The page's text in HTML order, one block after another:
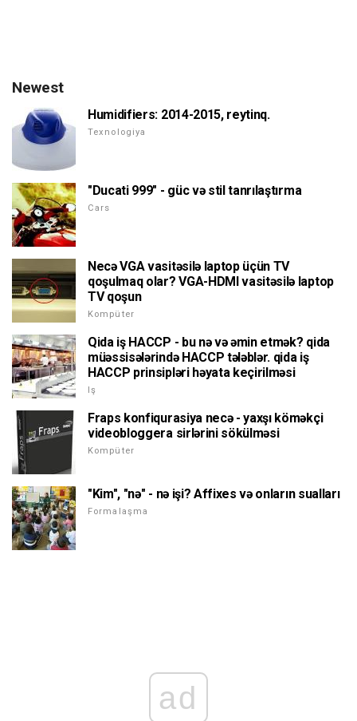
Newest
Humidifiers: 2014-2015, reytinq.
Texnologiya
"Ducati 999" - güc və stil tanrılaştırma
Cars
Necə VGA vasitəsilə laptop üçün TV
qoşulmaq olar? VGA-HDMI vasitəsilə laptop
TV qoşun
Kompüter
Qida iş HACCP - bu nə və əmin etmək? qida
müəssisələrində HACCP tələblər. qida iş
HACCP prinsipləri həyata keçirilməsi
Iş
Fraps konfiqurasiya necə - yaxşı köməkçi
videobloggera sirlərini sökülməsi
Kompüter
"Kim", "nə" - nə işi? Affixes və onların sualları
Formalaşma
ad